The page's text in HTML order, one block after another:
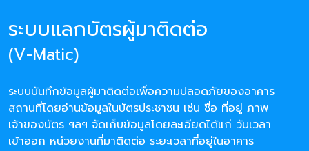
ระบบแลกบัตรผู้มาติดต่อ
(V-Matic)
ระบบบันทึกข้อมูลผู้มาติดต่อเพื่อความปลอดภัยของอาคาร
สถานที่โดยอ่านข้อมูลในบัตรประชาชน เช่น ชื่อ ที่อยู่ ภาพ
เจ้าของบัตร ฯลฯ จัดเก็บข้อมูลโดยละเอียดได้แก่ วันเวลา
เข้าออก หน่วยงานที่มาติดต่อ ระยะเวลาที่อยู่ในอาคาร